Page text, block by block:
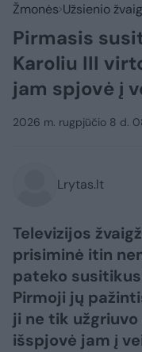
Žmonės Užsienio
Pirmasis
Karoliu III
jam spjovė į
2026 m. rugpjūčio 8 d.
Lrytas.lt
Televizijos
prisiminė itin
pateko
Pirmoji jų
ji ne tik
išspjovė jam į